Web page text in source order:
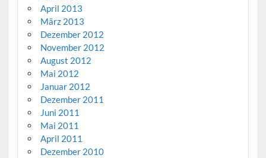
April 2013
März 2013
Dezember 2012
November 2012
August 2012
Mai 2012
Januar 2012
Dezember 2011
Juni 2011
Mai 2011
April 2011
Dezember 2010